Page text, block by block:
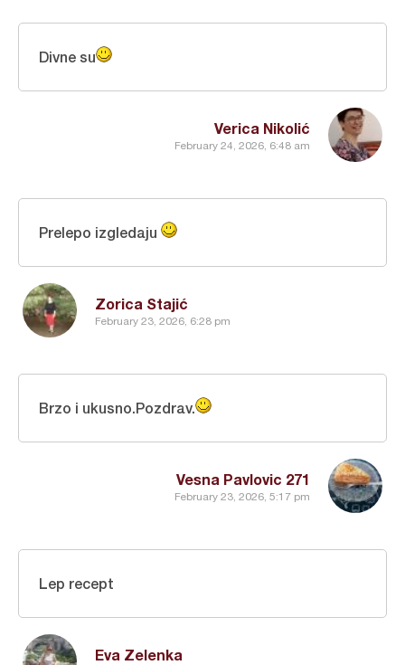
Verica Nikolić
February 24, 2026, 6:48 am
Divne su
Zorica Stajić
February 23, 2026, 6:28 pm
Prelepo izgledaju
Vesna Pavlovic 271
February 23, 2026, 5:17 pm
Brzo i ukusno.Pozdrav.
Eva Zelenka
Lep recept